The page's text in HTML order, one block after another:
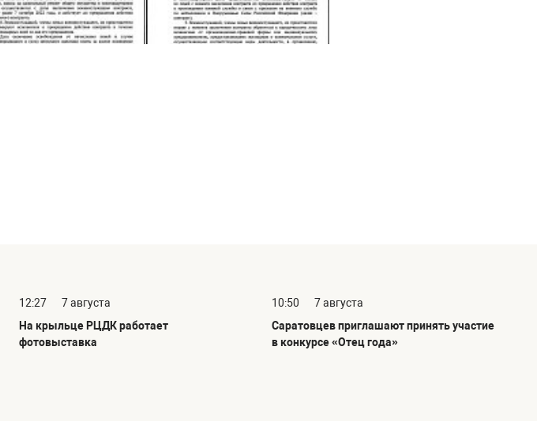
12:27
7 августа
На крыльце РЦДК работает
фотовыставка
10:50
7 августа
Саратовцев приглашают принять участие
в конкурсе «Отец года»